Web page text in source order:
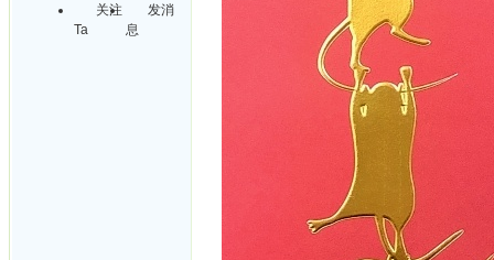
关注
Ta
发消
息